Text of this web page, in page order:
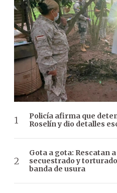
Policía afirma que
Roselín y dio detalles
Gota a gota: Rescatan
secuestrado y
banda de usura